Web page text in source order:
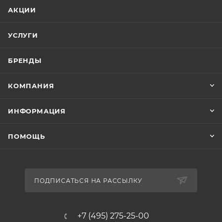
АКЦИИ
УСЛУГИ
БРЕНДЫ
КОМПАНИЯ
ИНФОРМАЦИЯ
ПОМОЩЬ
ПОДПИСАТЬСЯ НА РАССЫЛКУ
+7 (495) 275-25-00